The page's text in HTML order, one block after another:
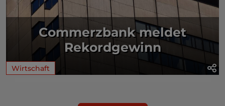
Commerzbank meldet
Rekordgewinn
Wirtschaft